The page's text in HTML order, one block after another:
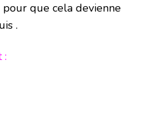
pour que cela devienne
.
: